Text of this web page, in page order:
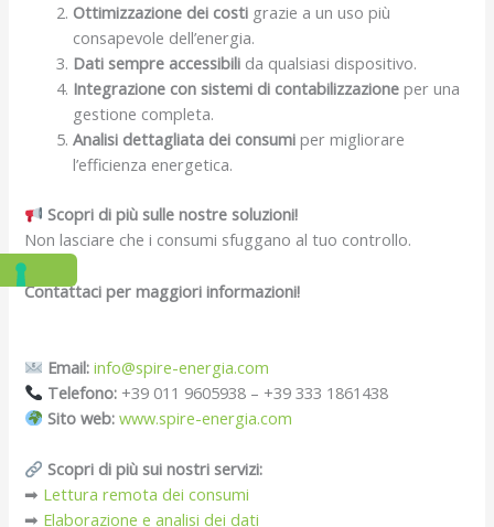
Ottimizzazione dei costi grazie a un uso più
consapevole dell’energia.
Dati sempre accessibili da qualsiasi dispositivo.
Integrazione con sistemi di contabilizzazione per una
gestione completa.
Analisi dettagliata dei consumi per migliorare
l’efficienza energetica.
Scopri di più sulle nostre soluzioni!
Non lasciare che i consumi sfuggano al tuo controllo.
Contattaci per maggiori informazioni!
Email: info@spire-energia.com
Telefono: +39 011 9605938 – +39 333 1861438
Sito web: www.spire-energia.com
Scopri di più sui nostri servizi:
➡ Lettura remota dei consumi
➡ Elaborazione e analisi dei dati